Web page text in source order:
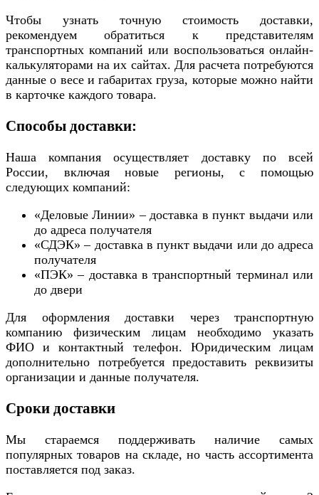
Чтобы узнать точную стоимость доставки,
рекомендуем обратиться к представителям
транспортных компаний или воспользоваться онлайн-
калькуляторами на их сайтах. Для расчета потребуются
данные о весе и габаритах груза, которые можно найти
в карточке каждого товара.
Способы доставки:
Наша компания осуществляет доставку по всей
России, включая новые регионы, с помощью
следующих компаний:
«Деловые Линии» – доставка в пункт выдачи или
до адреса получателя
«СДЭК» – доставка в пункт выдачи или до адреса
получателя
«ПЭК» – доставка в транспортный терминал или
до двери
Для оформления доставки через транспортную
компанию физическим лицам необходимо указать
ФИО и контактный телефон. Юридическим лицам
дополнительно потребуется предоставить реквизиты
организации и данные получателя.
Сроки доставки
Мы стараемся поддерживать наличие самых
популярных товаров на складе, но часть ассортимента
поставляется под заказ.